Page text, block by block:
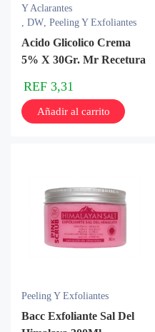
Y Aclarantes
, DW, Peeling Y Exfoliantes
Acido Glicolico Crema
5% X 30Gr. Mr Recetura
REF 3,31
Añadir al carrito
Peeling Y Exfoliantes
Bacc Exfoliante Sal Del